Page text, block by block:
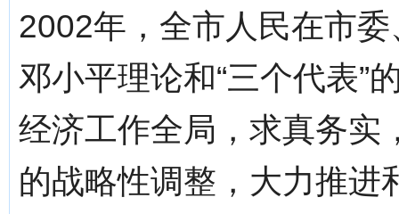
2002年，全市人民在市
邓小平理论和“三个代表”
经济工作全局，求真务实
的战略性调整，大力推进